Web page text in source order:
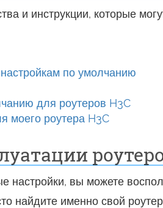
и инструкции, которые
по умолчанию
для роутеров H3C
моего роутера H3C
настройки, вы можете
найдите именно свой